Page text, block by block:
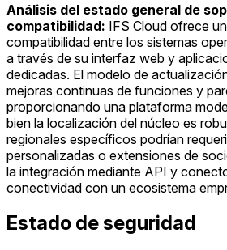
Análisis del estado general de
compatibilidad: IFS Cloud ofrece
compatibilidad entre los sistemas
a través de su interfaz web y
dedicadas. El modelo de
mejoras continuas de funciones y
proporcionando una plataforma
bien la localización del núcleo es
regionales específicos podrían
personalizadas o extensiones de
la integración mediante API y
conectividad con un ecosistema
Estado de seguridad